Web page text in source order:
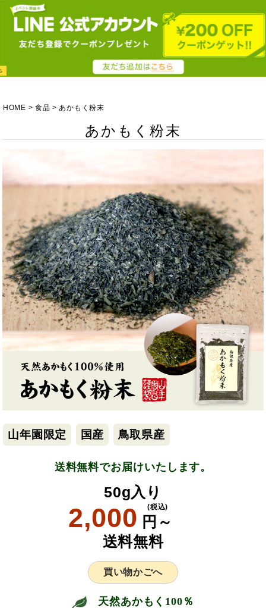
HOME 食品 あかもく粉末
あかもく粉末
山年園限定 国産 鳥取県産
送料無料でお届けいたします。
50g入り
2,000 円～
(税込)
送料無料
買い物かごへ
天然あかもく100％